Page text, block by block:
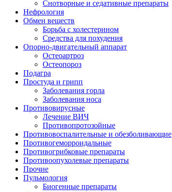
Снотворные и седативные препараты
Нефрология
Обмен веществ
Борьба с холестерином
Средства для похудения
Опорно-двигательный аппарат
Остеоартроз
Остеопороз
Подагра
Простуда и грипп
Заболевания горла
Заболевания носа
Противовирусные
Лечение ВИЧ
Противопротозойные
Противовоспалительные и обезболивающие
Противогеморроидальные
Противогрибковые препараты
Противоопухолевые препараты
Прочие
Пульмология
Биогенные препараты